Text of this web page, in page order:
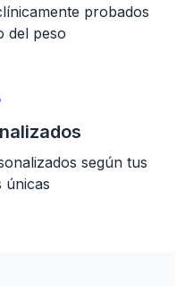
probados
del peso
según tus
únicas